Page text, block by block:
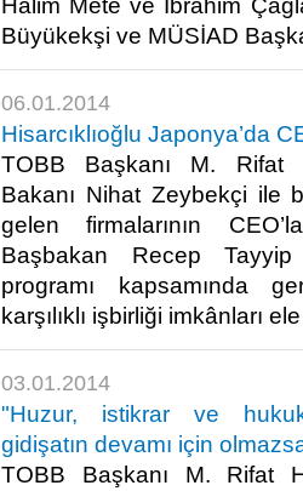
Halim Mete ve İbrahim
Büyükekşi ve MÜSİAD
06.01.2014
Hisarcıklıoğlu Japonya’da
TOBB Başkanı M. Rifat
Bakanı Nihat Zeybekçi ile
gelen firmalarının
Başbakan Recep Tayyip
programı kapsamında
karşılıklı işbirliği imkânları ele
03.01.2014
"Huzur, istikrar ve
gidişatın devamı için
TOBB Başkanı M. Rifat